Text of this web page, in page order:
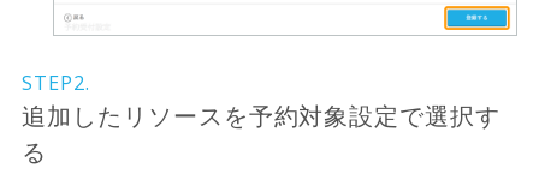
STEP2.
追加したリソースを予約対象設定で選択す
る